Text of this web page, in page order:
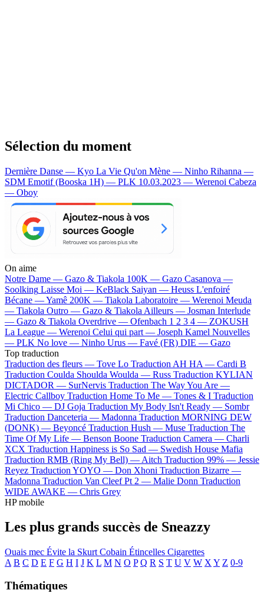
Sélection du moment
Dernière Danse — Kyo La Vie Qu'on Mène — Ninho Rihanna —
SDM Emotif (Booska 1H) — PLK 10.03.2023 — Werenoi Cabeza
— Oboy
On aime
Notre Dame — Gazo & Tiakola 100K — Gazo Casanova —
Soolking Laisse Moi — KeBlack Saiyan — Heuss L'enfoiré
Bécane —Yamê 200K — Tiakola Laboratoire — Werenoi Meuda
— Tiakola Outro — Gazo & Tiakola Ailleurs — Josman Interlude
— Gazo & Tiakola Overdrive — Ofenbach 1 2 3 4 — ZOKUSH
La League — Werenoi Celui qui part — Joseph Kamel Nouvelles
— PLK No love — Ninho Urus — Favé (FR) DIE — Gazo
Top traduction
Traduction des fleurs — Tove Lo Traduction AH HA — Cardi B
Traduction Coulda Shoulda Woulda — Russ Traduction KYLIAN
DICTADOR — SurNervis Traduction The Way You Are —
Electric Callboy Traduction Home To Me — Tones & I Traduction
Mi Chico — DJ Goja Traduction My Body Isn't Ready — Sombr
Traduction Danceteria — Madonna Traduction MORNING DEW
(DONK) — Beyoncé Traduction Hush — Muse Traduction The
Time Of My Life — Benson Boone Traduction Camera — Charli
XCX Traduction Happiness is So Sad — Swedish House Mafia
Traduction RMB (Ring My Bell) — Aitch Traduction 99% — Jessie
Reyez Traduction YOYO — Don Xhoni Traduction Bizarre —
Madonna Traduction Van Cleef Pt 2 — Malie Donn Traduction
WIDE AWAKE — Chris Grey
HP mobile
Les plus grands succès de Sneazzy
Ouais mec Évite la Skurt Cobain Étincelles Cigarettes
A B C D E F G H I J K L M N O P Q R S T U V W X Y Z 0-9
Thématiques